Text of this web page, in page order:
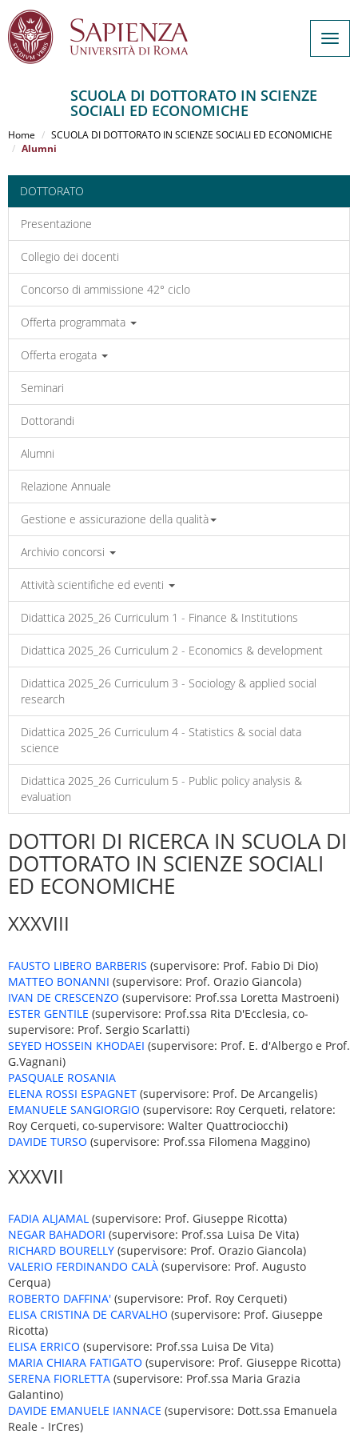
al
contenuto
SCUOLA DI DOTTORATO IN SCIENZE
SOCIALI ED ECONOMICHE
Home
SCUOLA DI DOTTORATO IN SCIENZE SOCIALI ED ECONOMICHE
Alumni
DOTTORATO
Presentazione
Collegio dei docenti
Concorso di ammissione 42° ciclo
Offerta programmata
Offerta erogata
Seminari
Dottorandi
Alumni
Relazione Annuale
Gestione e assicurazione della qualità
Archivio concorsi
Attività scientifiche ed eventi
Didattica 2025_26 Curriculum 1 - Finance & Institutions
Didattica 2025_26 Curriculum 2 - Economics & development
Didattica 2025_26 Curriculum 3 - Sociology & applied social
research
Didattica 2025_26 Curriculum 4 - Statistics & social data
science
Didattica 2025_26 Curriculum 5 - Public policy analysis &
evaluation
DOTTORI DI RICERCA IN SCUOLA DI
DOTTORATO IN SCIENZE SOCIALI
ED ECONOMICHE
XXXVIII
FAUSTO LIBERO BARBERIS (supervisore: Prof. Fabio Di Dio)
MATTEO BONANNI (supervisore: Prof. Orazio Giancola)
IVAN DE CRESCENZO (supervisore: Prof.ssa Loretta Mastroeni)
ESTER GENTILE (supervisore: Prof.ssa Rita D'Ecclesia, co-
supervisore: Prof. Sergio Scarlatti)
SEYED HOSSEIN KHODAEI (supervisore: Prof. E. d'Albergo e Prof.
G.Vagnani)
PASQUALE ROSANIA
ELENA ROSSI ESPAGNET (supervisore: Prof. De Arcangelis)
EMANUELE SANGIORGIO (supervisore: Roy Cerqueti, relatore:
Roy Cerqueti, co-supervisore: Walter Quattrociocchi)
DAVIDE TURSO (supervisore: Prof.ssa Filomena Maggino)
XXXVII
FADIA ALJAMAL (supervisore: Prof. Giuseppe Ricotta)
NEGAR BAHADORI (supervisore: Prof.ssa Luisa De Vita)
RICHARD BOURELLY (supervisore: Prof. Orazio Giancola)
VALERIO FERDINANDO CALÀ (supervisore: Prof. Augusto
Cerqua)
ROBERTO DAFFINA' (supervisore: Prof. Roy Cerqueti)
ELISA CRISTINA DE CARVALHO (supervisore: Prof. Giuseppe
Ricotta)
ELISA ERRICO (supervisore: Prof.ssa Luisa De Vita)
MARIA CHIARA FATIGATO (supervisore: Prof. Giuseppe Ricotta)
SERENA FIORLETTA (supervisore: Prof.ssa Maria Grazia
Galantino)
DAVIDE EMANUELE IANNACE (supervisore: Dott.ssa Emanuela
Reale - IrCres)